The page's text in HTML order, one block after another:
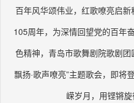
百年风华颂伟业，红歌嘹亮启
105周年，为深情回望党的百年
色精神，青岛市歌舞剧院歌剧
飘扬·歌声嘹亮”主题歌会，即将
嵘岁月，用铿锵旋